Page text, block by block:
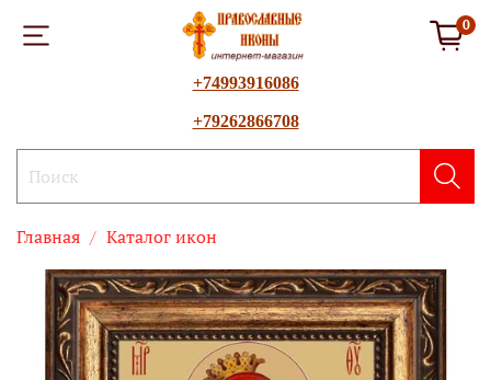
0
+74993916086
+79262866708
Главная Каталог икон